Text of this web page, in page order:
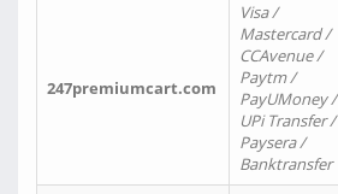
247premiumcart.com
Visa /
Mastercard /
CCAvenue /
Paytm /
PayUMoney /
UPi Transfer /
Paysera /
Banktransfer